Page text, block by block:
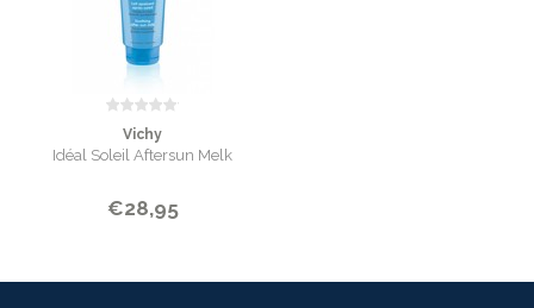
Vichy
Idéal Soleil Aftersun Melk
€28,95